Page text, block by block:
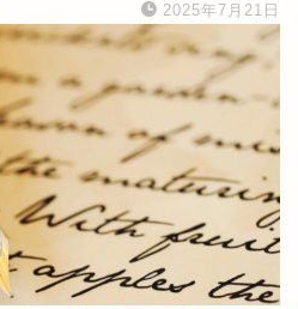
2025年7月21日